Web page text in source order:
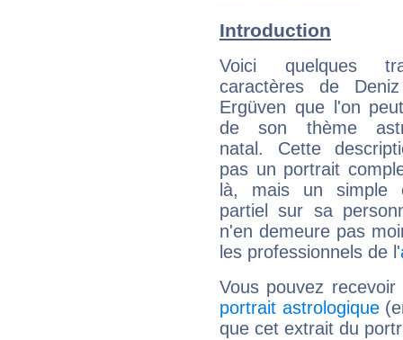
Introduction
Voici quelques
caractères de
Ergüven que l'on
de son thème
natal. Cette
pas un portrait
là, mais un simple
partiel sur sa
n'en demeure pas
les professionnels de l'
Vous pouvez
portrait astrologique
que cet extrait du